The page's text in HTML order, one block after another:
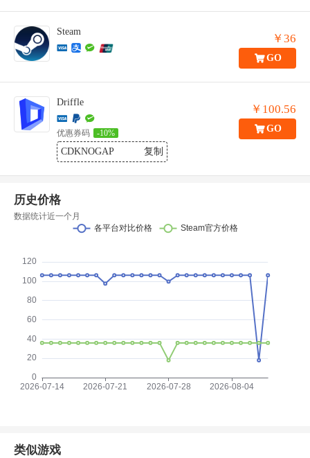
Steam
￥36
GO
Driffle
优惠券码 -10%
CDKNOGAP 复制
￥100.56
GO
历史价格
数据统计近一个月
类似游戏